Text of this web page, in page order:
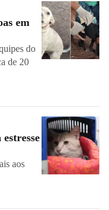
em
do
de 20
aos